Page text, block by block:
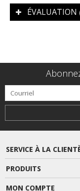
ÉVALUATION
SERVICE À LA
PRODUITS
MON COMPTE